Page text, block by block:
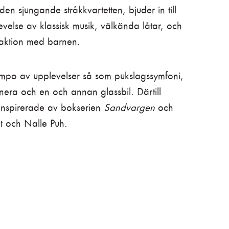
sjungande stråkkvartetten, bjuder in till
av klassisk musik, välkända låtar, och
med barnen.
av upplevelser så som pukslagssymfoni,
och en och annan glassbil. Därtill
av bokserien Sandvargenoch
och Nalle Puh.